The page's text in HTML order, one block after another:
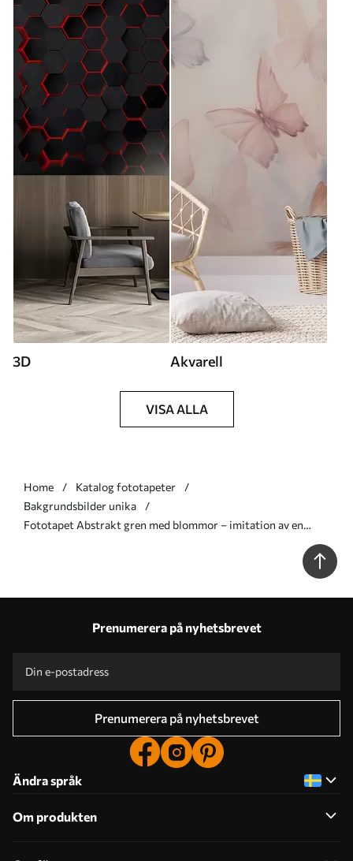
3D Akvarell
VISA ALLA
Home
Katalog fototapeter
Bakgrundsbilder unika
Fototapet Abstrakt gren med blommor – imitation av en
Prenumerera på nyhetsbrevet
Prenumerera på nyhetsbrevet
Ändra språk
Om produkten